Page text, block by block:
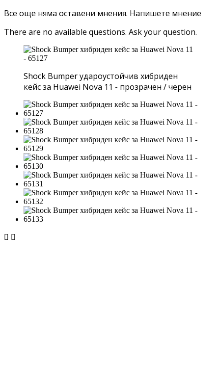
Все още няма оставени мнения. Напишете мнение
There are no available questions. Ask your question.
Shock Bumper удароустойчив хибриден
кейс за Huawei Nova 11 - прозрачен / черен
 